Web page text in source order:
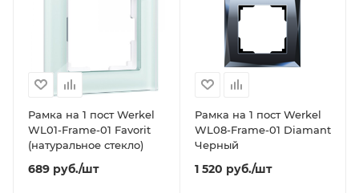
Рамка на 1 пост Werkel
WL01-Frame-01 Favorit
(натуральное стекло)
689 руб./шт
Рамка на 1 пост Werkel
WL08-Frame-01 Diamant
Черный
1 520 руб./шт